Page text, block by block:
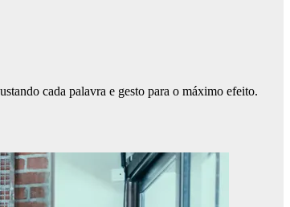
cada palavra e gesto para o máximo efeito.